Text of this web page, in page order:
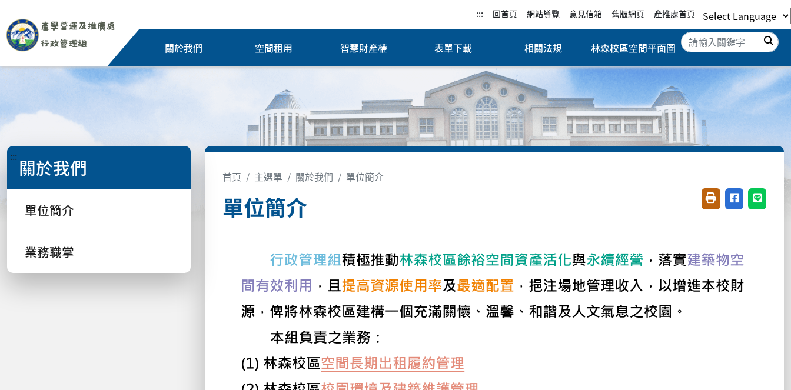
::: 回首頁 網站導覽 意見信箱 舊版網頁 產推處首頁
關於我們 空間租用 智慧財產權 表單下載 相關法規 林森校區空間平面圖
搜
::: 關於我們
單位簡介
業務職掌
首頁 主選單 關於我們 單位簡介
單位簡介 友善列印(開新視窗)
分享至臉書(
分享至